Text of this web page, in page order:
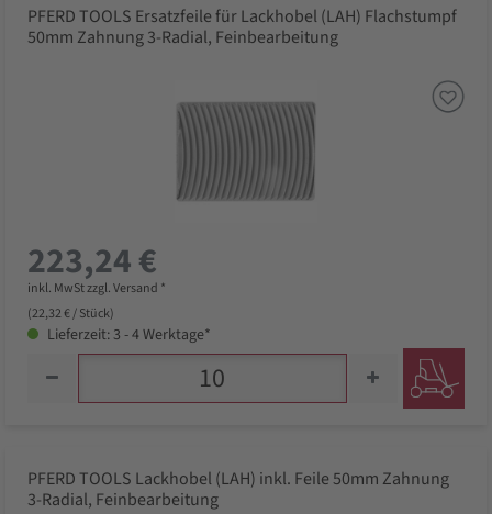
PFERD TOOLS Ersatzfeile für Lackhobel (LAH) Flachstumpf
50mm Zahnung 3-Radial, Feinbearbeitung
223,24 €
inkl. MwSt zzgl. Versand *
(22,32 € / Stück)
Lieferzeit: 3 - 4 Werktage*
PFERD TOOLS Lackhobel (LAH) inkl. Feile 50mm Zahnung
3-Radial, Feinbearbeitung